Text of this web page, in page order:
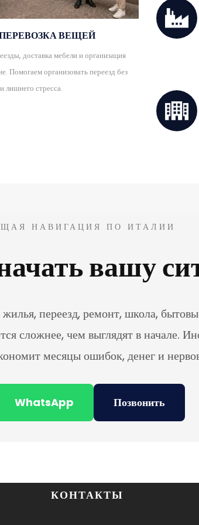
ВЕЩЕЙ
доставка мебели и организация
Помогаем организовать переезд без
лишнего стресса.
НАВИГАЦИЯ ПО ИТАЛИИ
вашу
переезд, ремонт, школа,
сложнее, чем выглядят в начале.
месяцы ошибок, денег и
WhatsApp Позвонить
КОНТАКТЫ